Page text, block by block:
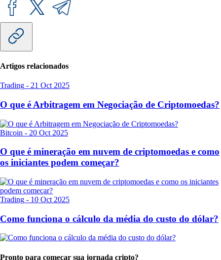
Artigos relacionados
Trading - 21 Oct 2025
O que é Arbitragem em Negociação de Criptomoedas?
Bitcoin - 20 Oct 2025
O que é mineração em nuvem de criptomoedas e como
os iniciantes podem começar?
Trading - 10 Oct 2025
Como funciona o cálculo da média do custo do dólar?
Pronto para começar sua jornada cripto?